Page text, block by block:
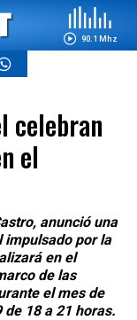
90.1 Mhz
celebran
el
anunció una
impulsado por la
en el
de las
el mes de
18 a 21 horas.